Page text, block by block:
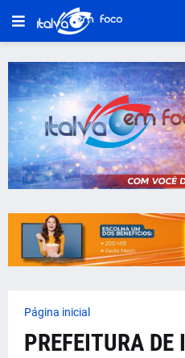
Página inicial
PREFEITURA